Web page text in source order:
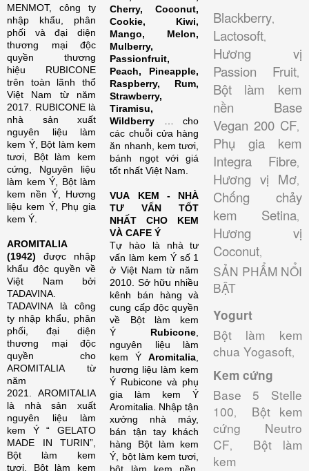
MENMOT, công ty
nhập khẩu, phân
phối và đại diện
thương mại độc
quyền thương
hiệu RUBICONE
trên toàn lãnh thổ
Việt Nam từ năm
2017. RUBICONE là
nhà sản xuất
nguyên liệu làm
kem Ý, Bột làm kem
tươi, Bột làm kem
cứng, Nguyên liệu
làm kem Ý, Bột làm
kem nền Ý, Hương
liệu kem Ý, Phụ gia
kem Ý.
AROMITALIA
(1942) được nhập
khẩu độc quyền về
Việt Nam bởi
TADAVINA.
TADAVINA là công
ty nhập khẩu, phân
phối, đại diện
thương mại độc
quyền cho
AROMITALIA từ
năm
2021. AROMITALIA
là nhà sản xuất
nguyên liệu làm
kem Ý “ GELATO
MADE IN TURIN”,
Bột làm kem
tươi, Bột làm kem
Cherry, Coconut,
Cookie, Kiwi,
Mango, Melon,
Mulberry,
Passionfruit,
Peach, Pineapple,
Raspberry, Rum,
Strawberry,
Tiramisu,
Wildberry … cho
các chuỗi cửa hàng
ăn nhanh, kem tươi,
bánh ngọt với giá
tốt nhất Việt Nam.
VUA KEM - NHÀ
TƯ VẤN TỐT
NHẤT CHO KEM
VÀ CAFE Ý
Tự hào là nhà tư
vấn làm kem Ý số 1
ở Việt Nam từ năm
2010. Sở hữu nhiều
kênh bán hàng và
cung cấp độc quyền
về Bột làm kem
Ý Rubicone
nguyên liệu làm
kem ÝAromitalia
hương liệu làm kem
Ý Rubicone và phụ
gia làm kem Ý
Aromitalia. Nhập tận
xưởng nhà máy,
bán tận tay khách
hàng Bột làm kem
Ý, bột làm kem tươi,
Blackberry,
Lactosoft,
Hương vị
Passion Fruit,
Bột làm kem
nền Base
Vegan 200 CF,
Phụ gia kem
Integra Fibre,
Hương vị Mơ,
Chống chảy
kem Setina,
Hương vị
Coconut,
SẢN PHẨM NỔI
BẬT
Yogurt
Bột làm kem
chua Yogasoft,
Kem cứng
Base 5 Stelle
100, Bột kem
cứng Neutro
CF, Bột làm
kem